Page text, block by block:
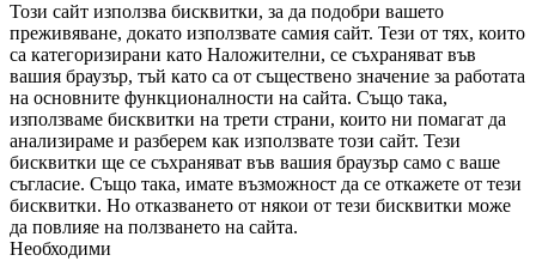
Този сайт използва бисквитки, за да подобри вашето
преживяване, докато използвате самия сайт. Тези от тях, които
са категоризирани като Наложителни, се съхраняват във
вашия браузър, тъй като са от съществено значение за работата
на основните функционалности на сайта. Също така,
използваме бисквитки на трети страни, които ни помагат да
анализираме и разберем как използвате този сайт. Тези
бисквитки ще се съхраняват във вашия браузър само с ваше
съгласие. Също така, имате възможност да се откажете от тези
бисквитки. Но отказването от някои от тези бисквитки може
да повлияе на ползването на сайта.
Необходими